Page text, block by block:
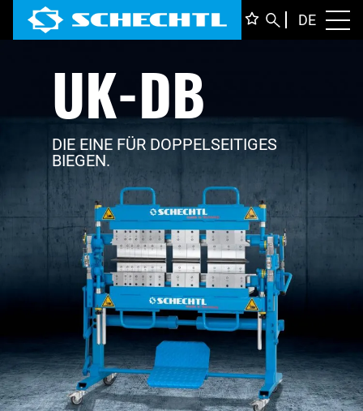
DE
UK-DB
DIE EINE FÜR DOPPELSEITIGES
BIEGEN.